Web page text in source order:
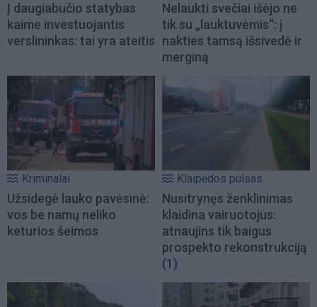
Į daugiabučio statybas
kaime investuojantis
verslininkas: tai yra ateitis
Nelaukti svečiai išėjo ne
tik su „lauktuvėmis“: į
nakties tamsą išsivedė ir
merginą
Kriminalai
Užsidegė lauko pavėsinė:
vos be namų neliko
keturios šeimos
Klaipėdos pulsas
Nusitrynęs ženklinimas
klaidina vairuotojus:
atnaujins tik baigus
prospekto rekonstrukciją
(1)